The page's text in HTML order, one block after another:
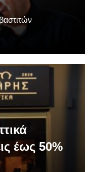
έως 50%